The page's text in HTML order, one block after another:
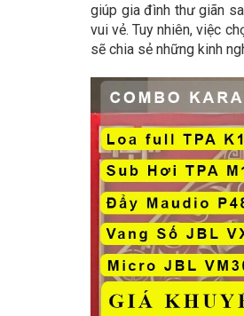
giúp gia đình thư giãn
vui vẻ. Tuy nhiên, việc
sẽ chia sẻ những kinh